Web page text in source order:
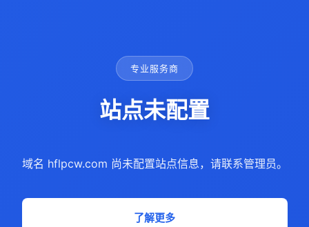
专业服务商
站点未配置
域名 hflpcw.com 尚未配置站点信息，请联系管理员。
了解更多